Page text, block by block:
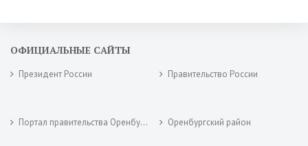
ОФИЦИАЛЬНЫЕ САЙТЫ
Президент России Правительство России
Портал правительства Оренбургской области Оренбургский район